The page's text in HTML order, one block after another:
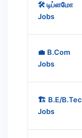
🛠️ டிப்ளமோ
Jobs
💼 B.Com
Jobs
🏗️ B.E/
Jobs